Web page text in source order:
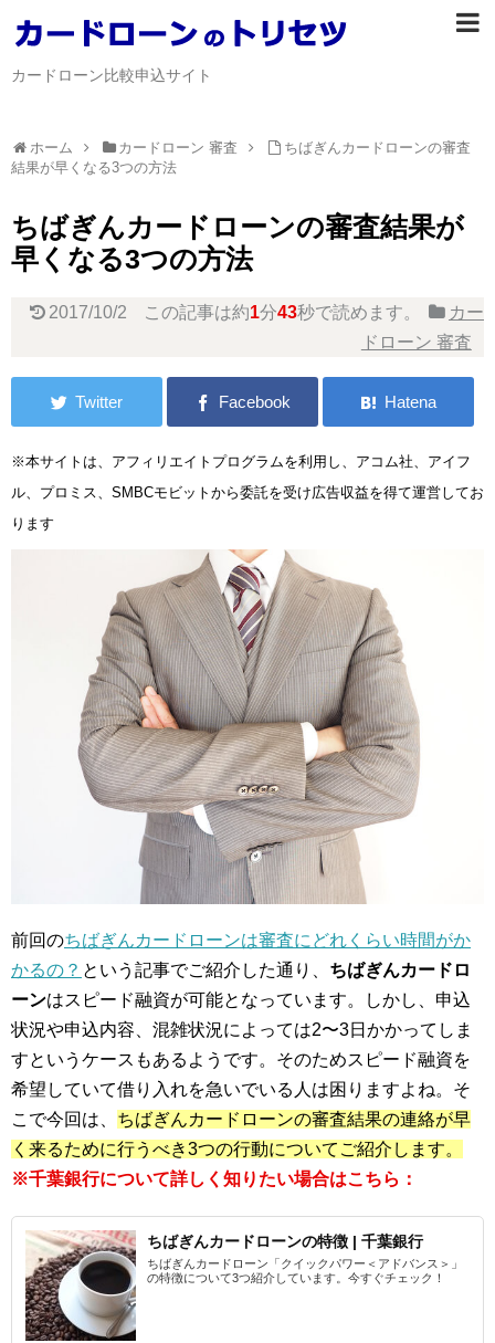
カードローン比較申込サイト
ホーム カードローン 審査
ちばぎんカードローンの審査
結果が早くなる3つの方法
ちばぎんカードローンの審査結果が
早くなる3つの方法
2017/10/2 この記事は約1分43秒で読めます。
カー
ドローン 審査
※本サイトは、アフィリエイトプログラムを利用し、アコム社、アイフ
ル、プロミス、SMBCモビットから委託を受け広告収益を得て運営してお
ります
前回のちばぎんカードローンは審査にどれくらい時間がか
かるの？ という記事でご紹介した通り、 ちばぎんカードロ
ーンはスピード融資が可能となっています。しかし、申込
状況や申込内容、混雑状況によっては2〜3日かかってしま
すというケースもあるようです。そのためスピード融資を
希望していて借り入れを急いでいる人は困りますよね。そ
こで今回は、 ちばぎんカードローンの審査結果の連絡が早
く来るために行うべき3つの行動についてご紹介します。
※千葉銀行について詳しく知りたい場合はこちら：
ちばぎんカードローンの特徴 | 千葉銀行
ちばぎんカードローン「クイックパワー＜アドバンス＞」
の特徴について3つ紹介しています。今すぐチェック！